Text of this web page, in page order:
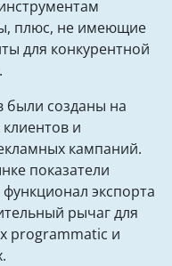
плюс, не имеющие
для конкурентной
были созданы на
и
кампаний.
показатели
экспорта
рычаг для
programmatic и